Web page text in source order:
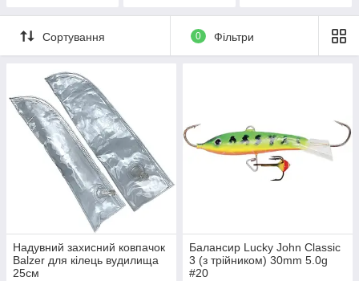
Сортування 0 Фільтри
Надувний захисний ковпачок
Balzer для кілець вудилища
25см
Балансир Lucky John Classic
3 (з трійником) 30mm 5.0g
#20